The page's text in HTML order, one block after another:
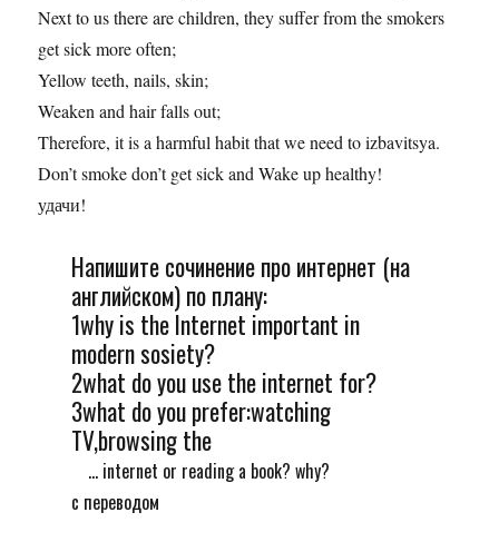
Next to us there are children, they suffer from the smokers
get sick more often;
Yellow teeth, nails, skin;
Weaken and hair falls out;
Therefore, it is a harmful habit that we need to izbavitsya.
Don’t smoke don’t get sick and Wake up healthy!
удачи!
Напишите сочинение про интернет (на
английском) по плану:
1why is the Internet important in
modern sosiety?
2what do you use the internet for?
3what do you prefer:watching
TV,browsing the
... internet or reading a book? why?
c переводом